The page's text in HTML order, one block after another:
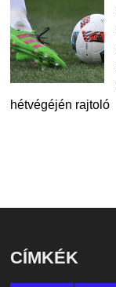
hétvégéjén rajtoló
CÍMKÉK